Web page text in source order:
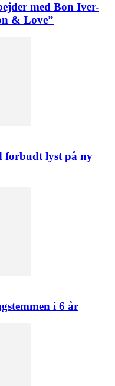
med Bon Iver-
& Love”
forbudt lyst på ny
i 6 år